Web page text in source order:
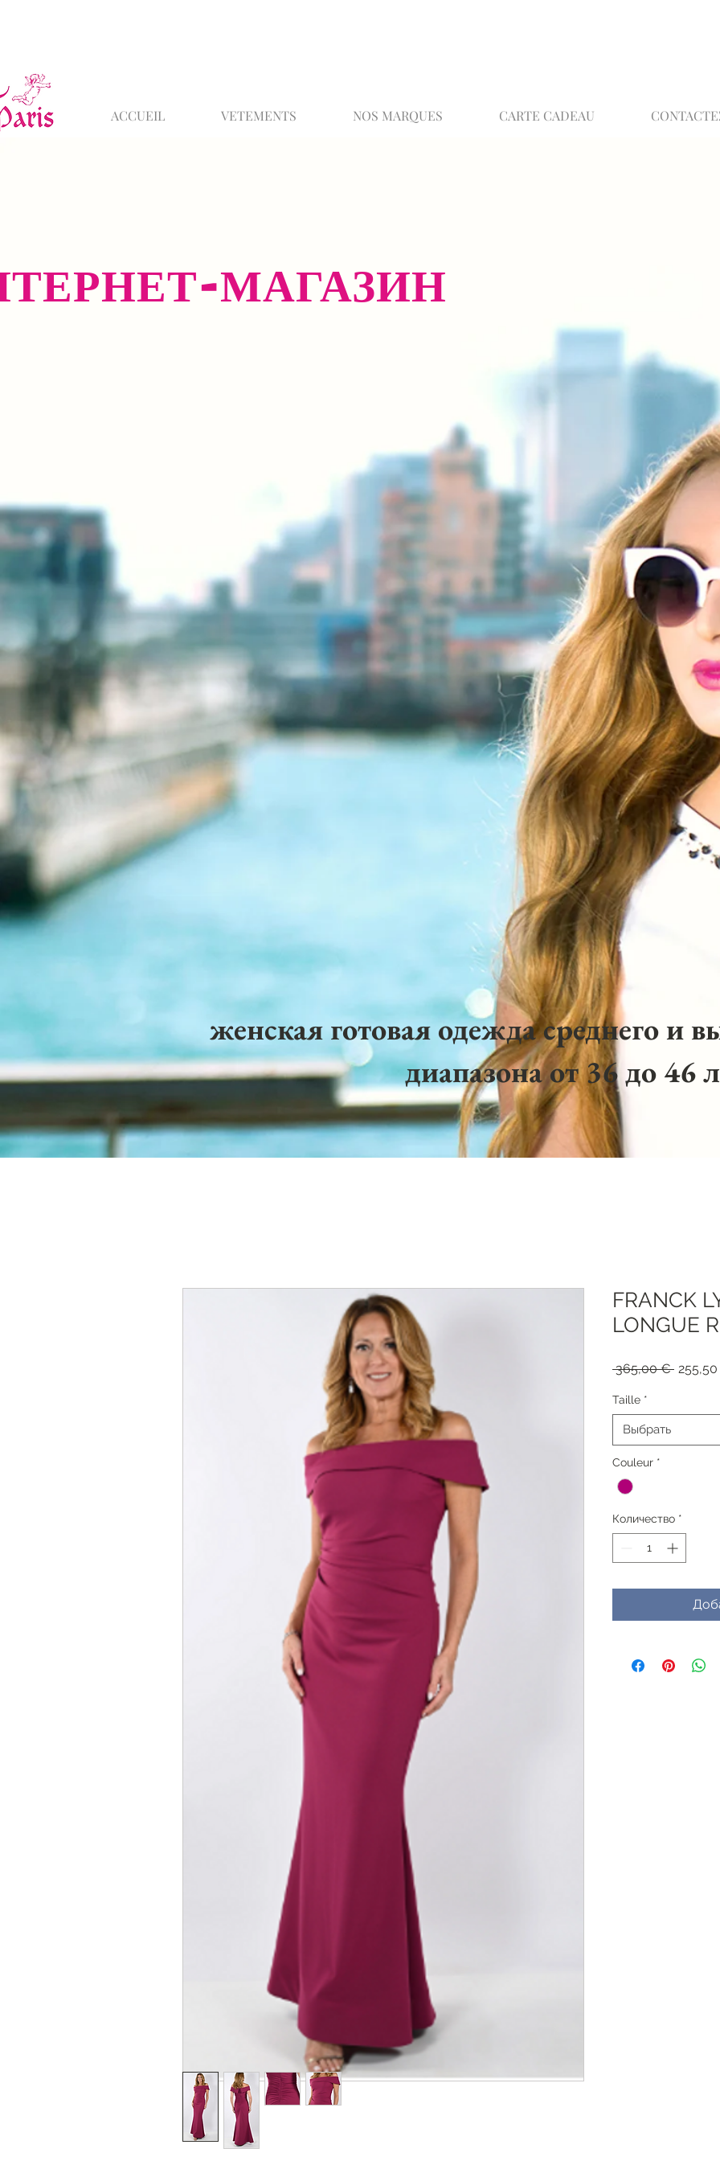
ACCUEIL VETEMENTS NOS MARQUES CARTE CADEAU
МАГАЗИН
женская готовая одежда среднего и
диапазона от 36 до 46
FRANCK
LONGUE
365,00 €
Taille *
Выбрать
Couleur *
Количество *